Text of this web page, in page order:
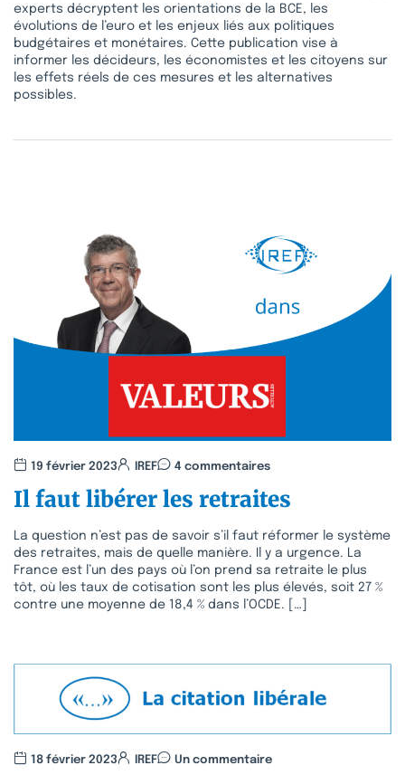
experts décryptent les orientations de la BCE, les
évolutions de l’euro et les enjeux liés aux politiques
budgétaires et monétaires. Cette publication vise à
informer les décideurs, les économistes et les citoyens sur
les effets réels de ces mesures et les alternatives
possibles.
19 février 2023 IREF 4 commentaires
Il faut libérer les retraites
La question n’est pas de savoir s’il faut réformer le système
des retraites, mais de quelle manière. Il y a urgence. La
France est l’un des pays où l’on prend sa retraite le plus
tôt, où les taux de cotisation sont les plus élevés, soit 27 %
contre une moyenne de 18,4 % dans l’OCDE. […]
18 février 2023 IREF Un commentaire